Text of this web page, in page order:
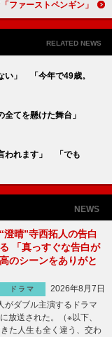
「ファーストペンギン」“和佳”奈緒に横領や朝帰りの疑惑 「ペンギンの群れのようにドタドタ走る漁師たちに泣き笑い」
RELATED NEWS
い」 「今年で49歳。
全てを懸けた舞台」
われます」 「でも
NEWS
澄晴”寺西拓人の告白
「真っすぐな告白が
のシーンをありがと
ドラマ
2026年8月7日
ダブル主演するドラマ
放送された。（※以下、
た人生も全く違う、交わ